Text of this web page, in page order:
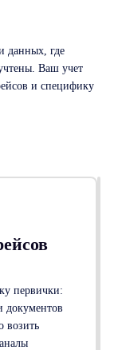
данных, где
Ваш учет
и специфику
первички:
документов
возить